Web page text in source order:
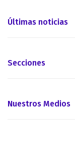
Últimas noticias
Secciones
Nuestros Medios